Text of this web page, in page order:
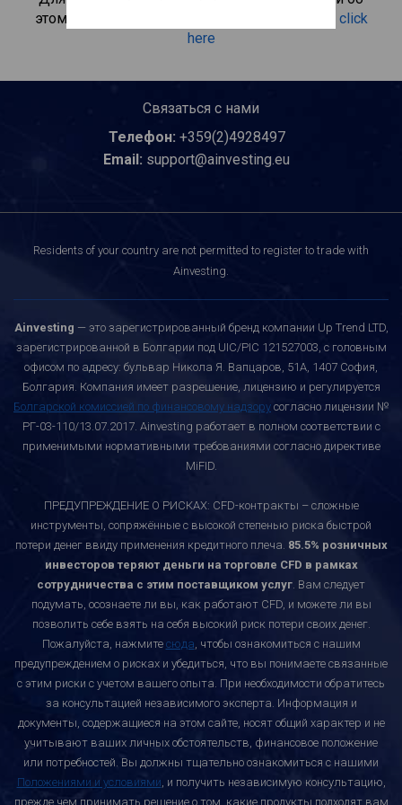
этом инвестиционном продукте, пожалуйста click
here
Связаться с нами
Телефон: +359(2)4928497
Email: support@ainvesting.eu
Residents of your country are not permitted to register to trade with
Ainvesting.
Ainvesting — это зарегистрированный бренд компании Up Trend LTD,
зарегистрированной в Болгарии под UIC/PIC 121527003, с головным
офисом по адресу: бульвар Никола Я. Вапцаров, 51A, 1407 София,
Болгария. Компания имеет разрешение, лицензию и регулируется
Болгарской комиссией по финансовому надзору согласно лицензии №
РГ-03-110/13.07.2017. Ainvesting работает в полном соответствии с
применимыми нормативными требованиями согласно директиве
MiFID.
ПРЕДУПРЕЖДЕНИЕ О РИСКАХ: CFD-контракты – сложные
инструменты, сопряжённые с высокой степенью риска быстрой
потери денег ввиду применения кредитного плеча. 85.5% розничных
инвесторов теряют деньги на торговле CFD в рамках
сотрудничества с этим поставщиком услуг. Вам следует
подумать, осознаете ли вы, как работают CFD, и можете ли вы
позволить себе взять на себя высокий риск потери своих денег.
Пожалуйста, нажмите сюда, чтобы ознакомиться с нашим
предупреждением о рисках и убедиться, что вы понимаете связанные
с этим риски с учетом вашего опыта. При необходимости обратитесь
за консультацией независимого эксперта. Информация и
документы, содержащиеся на этом сайте, носят общий характер и не
учитывают ваших личных обстоятельств, финансовое положение
или потребностей. Вы должны тщательно ознакомиться с нашими
Положениями и условиями, и получить независимую консультацию,
прежде чем принимать решение о том, какие продукты подходят вам